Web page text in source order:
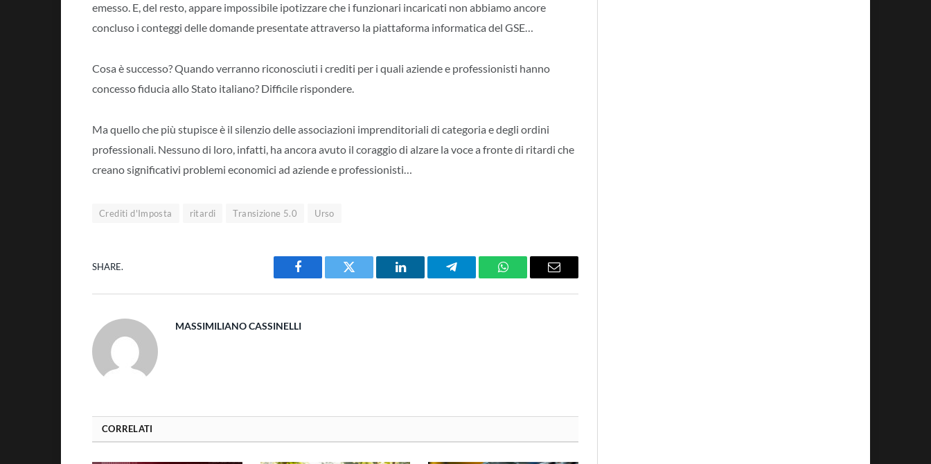
emesso. E, del resto, appare impossibile ipotizzare che i funzionari incaricati non abbiamo ancore
concluso i conteggi delle domande presentate attraverso la piattaforma informatica del GSE…
Cosa è successo? Quando verranno riconosciuti i crediti per i quali aziende e professionisti hanno
concesso fiducia allo Stato italiano? Difficile rispondere.
Ma quello che più stupisce è il silenzio delle associazioni imprenditoriali di categoria e degli ordini
professionali. Nessuno di loro, infatti, ha ancora avuto il coraggio di alzare la voce a fronte di ritardi che
creano significativi problemi economici ad aziende e professionisti…
Crediti d'Imposta ritardi Transizione 5.0 Urso
SHARE.
Facebook Twitter LinkedIn Telegram WhatsAppEmail
MASSIMILIANO CASSINELLI
CORRELATI